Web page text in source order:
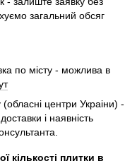
загальний обсяг
по місту - можлива в
центри Украіни) -
і наявність
кількості плитки в